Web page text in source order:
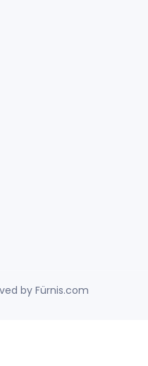
by Fürnis.com